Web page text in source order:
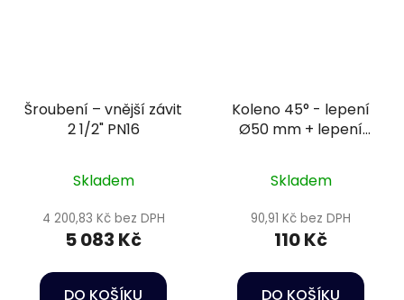
Šroubení – vnější závit
2 1/2" PN16
Skladem
4 200,83 Kč bez DPH
5 083 Kč
DO KOŠÍKU
Koleno 45° - lepení
Ø50 mm + lepení
Skladem
90,91 Kč bez DPH
110 Kč
DO KOŠÍKU